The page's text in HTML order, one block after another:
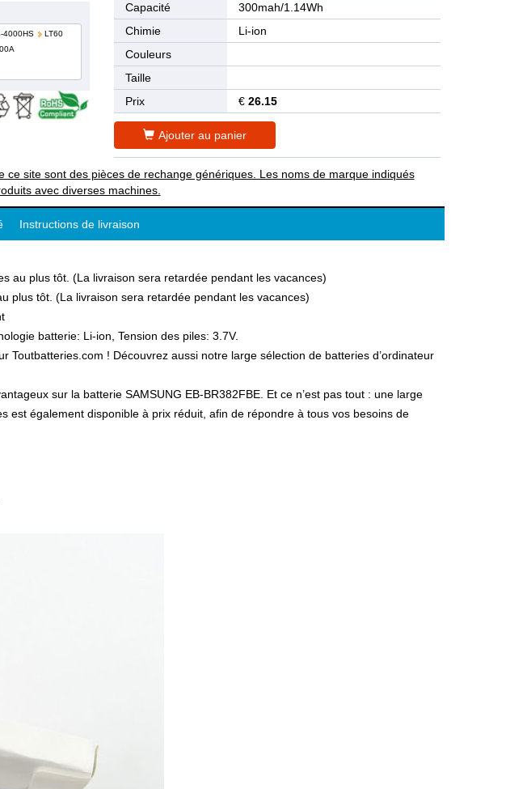
4000HS
LT60
Capacité
300mah/1.14Wh
Chimie
Li-ion
Couleurs
Taille
Prix
€26.15
Ajouter au panier
ce site sont des pièces de rechange génériques. Les noms de marque indiqués
avec diverses machines.
Instructions de livraison
au plus tôt. (La livraison sera retardée pendant les vacances)
plus tôt. (La livraison sera retardée pendant les vacances)
batterie: Li-ion, Tension des piles: 3.7V.
Toutbatteries.com ! Découvrez aussi notre large sélection de batteries d’ordinateur
sur la batterie SAMSUNG EB-BR382FBE. Et ce n’est pas tout : une large
est également disponible à prix réduit, afin de répondre à tous vos besoins de